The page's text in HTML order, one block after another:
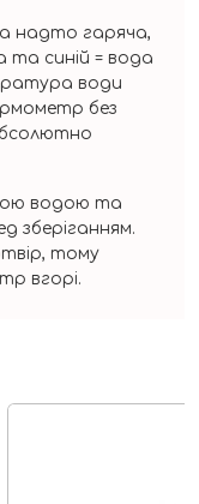
надто гаряча,
та синій = вода
води
без
водою та
зберіганням.
тому
вгорі.